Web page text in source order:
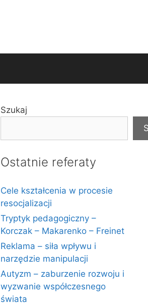
Szukaj
Ostatnie referaty
Cele kształcenia w procesie
resocjalizacji
Tryptyk pedagogiczny –
Korczak – Makarenko – Freinet
Reklama – siła wpływu i
narzędzie manipulacji
Autyzm – zaburzenie rozwoju i
wyzwanie współczesnego
świata